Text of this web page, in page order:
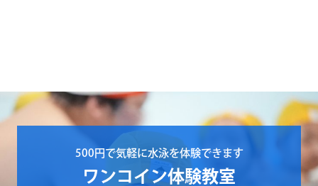
500円で気軽に水泳を体験できます
ワンコイン体験教室